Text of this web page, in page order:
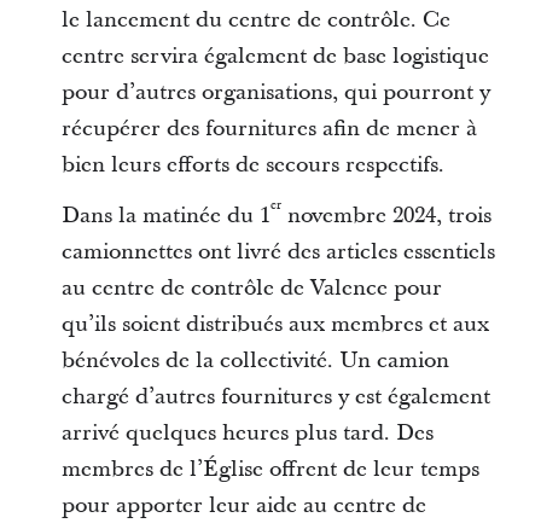
le lancement du centre de contrôle. Ce
centre servira également de base logistique
pour d’autres organisations, qui pourront y
récupérer des fournitures afin de mener à
bien leurs efforts de secours respectifs.
Dans la matinée du 1er novembre 2024, trois
camionnettes ont livré des articles essentiels
au centre de contrôle de Valence pour
qu’ils soient distribués aux membres et aux
bénévoles de la collectivité. Un camion
chargé d’autres fournitures y est également
arrivé quelques heures plus tard. Des
membres de l’Église offrent de leur temps
pour apporter leur aide au centre de